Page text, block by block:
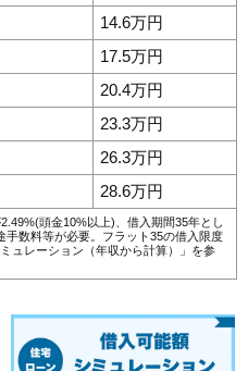
14.6万円
17.5万円
20.4万円
23.3万円
26.3万円
28.6万円
頭金10%以上)、借入期間35年とし
数料等が必要。フラット35の借入限度
ュレーション（年収から計算）
」を参